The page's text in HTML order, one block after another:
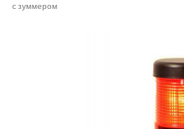
с зуммером